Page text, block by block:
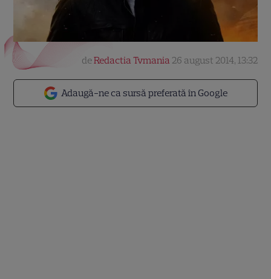
Adaugă-ne ca sursă preferată în Google
deRedactia Tvmania 26 august 2014, 13:32